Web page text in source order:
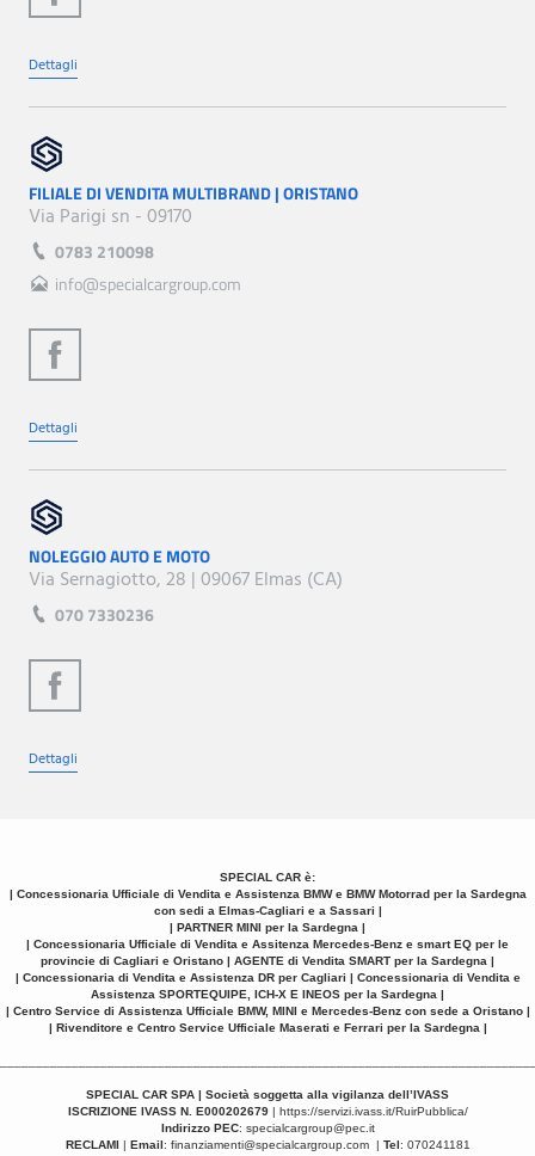
Dettagli
FILIALE DI VENDITA MULTIBRAND | ORISTANO
Via Parigi sn - 09170
0783 210098
info@specialcargroup.com
Dettagli
NOLEGGIO AUTO E MOTO
Via Sernagiotto, 28 | 09067 Elmas (CA)
070 7330236
Dettagli
SPECIAL CAR è:
| Concessionaria Ufficiale di Vendita e Assistenza BMW e BMW Motorrad per la Sardegna
con sedi a Elmas-Cagliari e a Sassari |
| PARTNER MINI per la Sardegna |
| Concessionaria Ufficiale di Vendita e Assitenza Mercedes-Benz e smart EQ per le
provincie di Cagliari e Oristano | AGENTE di Vendita SMART per la Sardegna |
| Concessionaria di Vendita e Assistenza DR per Cagliari | Concessionaria di Vendita e
Assistenza SPORTEQUIPE, ICH-X E INEOS per la Sardegna |
| Centro Service di Assistenza Ufficiale BMW, MINI e Mercedes-Benz con sede a Oristano |
| Rivenditore e Centro Service Ufficiale Maserati e Ferrari per la Sardegna |
SPECIAL CAR SPA | Società soggetta alla vigilanza dell’IVASS
ISCRIZIONE IVASS N. E000202679| https://servizi.ivass.it/RuirPubblica/
Indirizzo PEC: specialcargroup@pec.it
RECLAMI | Email: finanziamenti@specialcargroup.com| Tel: 070241181